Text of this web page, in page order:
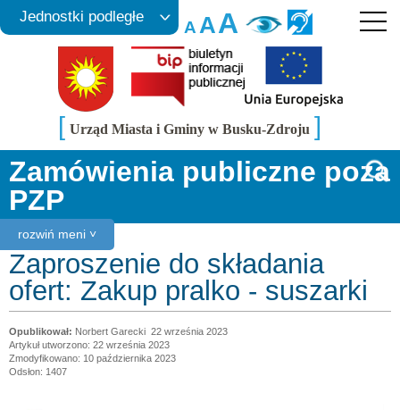
AAA
Jednostki podległe
[ Urząd Miasta i Gminy w Busku-Zdroju ]
rozwiń meni ˅
Zamówienia publiczne poza
PZP
Zaproszenie do składania
ofert: Zakup pralko - suszarki
Norbert Garecki 22 września 2023
Artykuł utworzono: 22 września 2023
Zmodyfikowano: 10 października 2023
Odsłon: 1407